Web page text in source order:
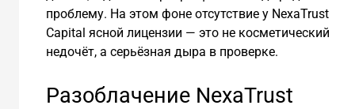
проблему. На этом фоне отсутствие у NexaTrust
Capital ясной лицензии — это не косметический
недочёт, а серьёзная дыра в проверке.
Разоблачение NexaTrust